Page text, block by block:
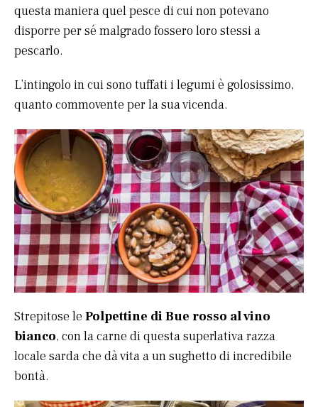
questa maniera quel pesce di cui non potevano
disporre per sé malgrado fossero loro stessi a
pescarlo.
L’intingolo in cui sono tuffati i legumi è golosissimo,
quanto commovente per la sua vicenda.
Strepitose le Polpettine di Bue rosso al vino
bianco, con la carne di questa superlativa razza
locale sarda che dà vita a un sughetto di incredibile
bontà.